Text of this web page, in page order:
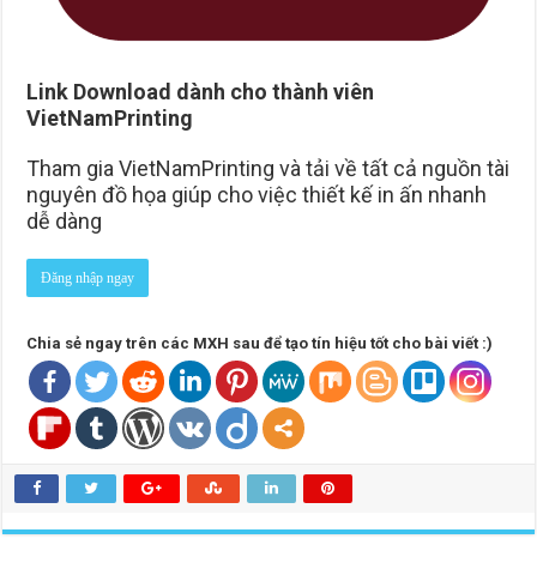
Link Download dành cho thành viên
VietNamPrinting
Tham gia VietNamPrinting và tải về tất cả nguồn tài
nguyên đồ họa giúp cho việc thiết kế in ấn nhanh
dễ dàng
Đăng nhập ngay
Chia sẻ ngay trên các MXH sau để tạo tín hiệu tốt cho bài viết :)